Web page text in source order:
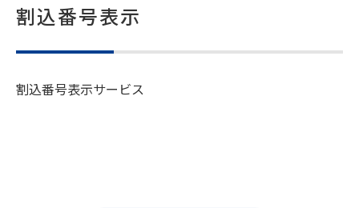
割込番号表示
割込番号表示サービス